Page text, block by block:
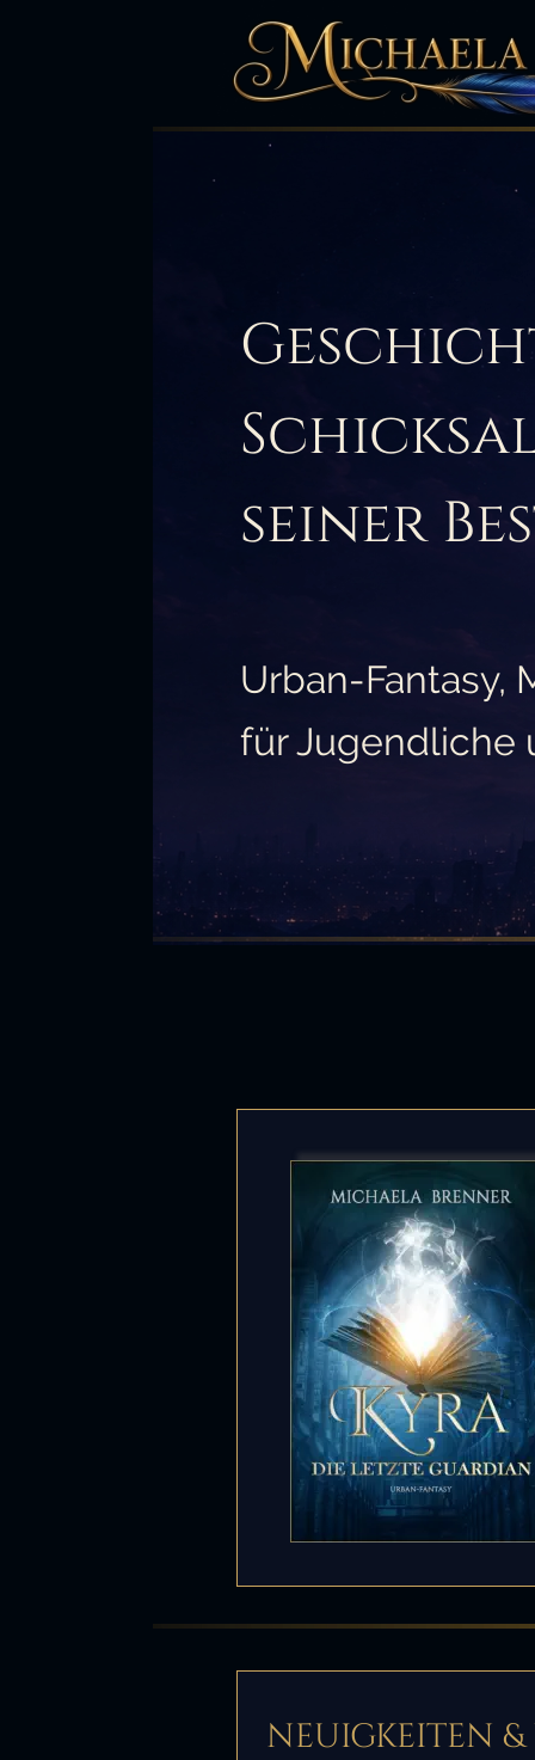
Geschichten
Schicksal
seiner
Urban-Fantasy, Mystery
für Jugendliche und
KYRA
Band 1
Ein
ein
NEUIGKEITEN & UPDATES